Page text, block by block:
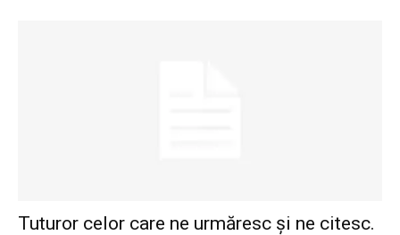
Tuturor celor care ne urmăresc și ne citesc.